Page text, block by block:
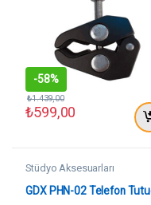
-58%
₺599,00
₺1.439,00
Stüdyo Aksesuarları
GDX PHN-02 Telefon